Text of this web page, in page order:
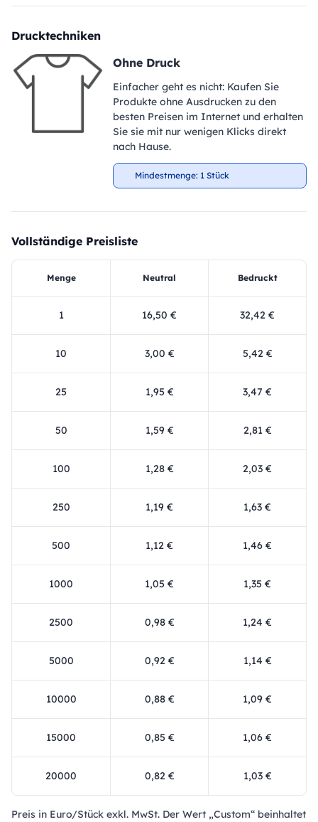
Drucktechniken
Ohne Druck
Einfacher geht es nicht: Kaufen Sie
Produkte ohne Ausdrucken zu den
besten Preisen im Internet und erhalten
Sie sie mit nur wenigen Klicks direkt
nach Hause.
Mindestmenge: 1 Stück
Vollständige Preisliste
Menge Neutral Bedruckt
1 16,50 € 32,42 €
10 3,00 € 5,42 €
25 1,95 € 3,47 €
50 1,59 € 2,81 €
100 1,28 € 2,03 €
250 1,19 € 1,63 €
500 1,12 € 1,46 €
1000 1,05 € 1,35 €
2500 0,98 € 1,24 €
5000 0,92 € 1,14 €
10000 0,88 € 1,09 €
15000 0,85 € 1,06 €
20000 0,82 € 1,03 €
Preis in Euro/Stück exkl. MwSt. Der Wert „Custom“ beinhaltet